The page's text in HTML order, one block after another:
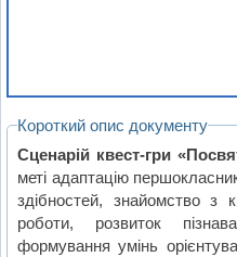
Короткий опис документу
Сценарій квест-гри
меті адаптацію
здібностей, знайомство
роботи, розвиток
формування умінь